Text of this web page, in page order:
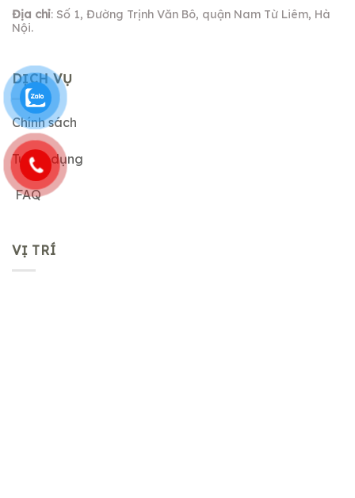
Địa chỉ: Số 1, Đường Trịnh Văn Bô, quận Nam Từ Liêm, Hà
Nội.
DỊCH VỤ
Chính sách
Tuyển dụng
FAQ
VỊ TRÍ